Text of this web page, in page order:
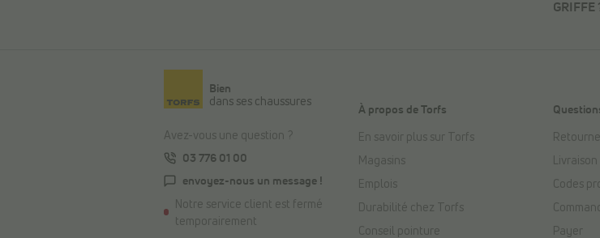
GRIFFE
Bien
dans ses chaussures
Avez-vous une question ?
03 776 01 00
envoyez-nous un message !
Notre service client est fermé
temporairement
À propos de Torfs
En savoir plus sur Torfs
Magasins
Emplois
Durabilité chez Torfs
Conseil pointure
Livraison
Codes
Payer